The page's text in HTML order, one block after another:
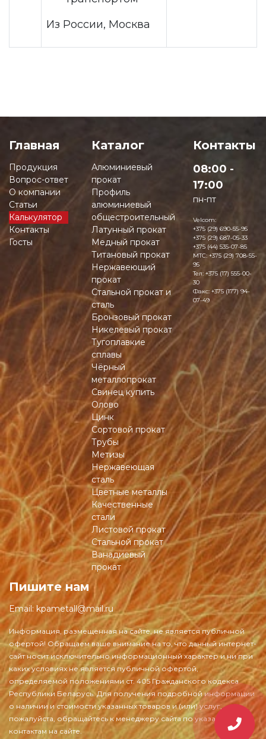
Из России, Москва
Главная
Продукция
Вопрос-ответ
О компании
Статьи
Калькулятор
Контакты
Госты
Каталог
Алюминиевый
прокат
Профиль
алюминиевый
общестроительный
Латунный прокат
Медный прокат
Титановый прокат
Нержавеющий
прокат
Стальной прокат и
сталь
Бронзовый прокат
Никелевый прокат
Тугоплавкие
сплавы
Чёрный
металлопрокат
Свинец купить
Олово
Цинк
Сортовой прокат
Трубы
Метизы
Нержавеющая
сталь
Цветные металлы
Качественные
стали
Листовой прокат
Стальной прокат
Ванадиевый
прокат
Контакты
08:00 -
17:00
пн-пт
Velcom:
+375 (29) 690-55-95
+375 (29) 687-05-33
+375 (44) 535-07-85
MTC:+375 (29) 708-55-
95
Тел: +375 (17) 555-00-
30
Факс: +375 (177) 94-
07-49
Пишите нам
Email: kpametall@mail.ru